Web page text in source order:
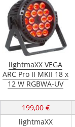
lightmaXX VEGA
ARC Pro II MKII 18 x
12 W RGBWA-UV
199,00 €
lightmaXX